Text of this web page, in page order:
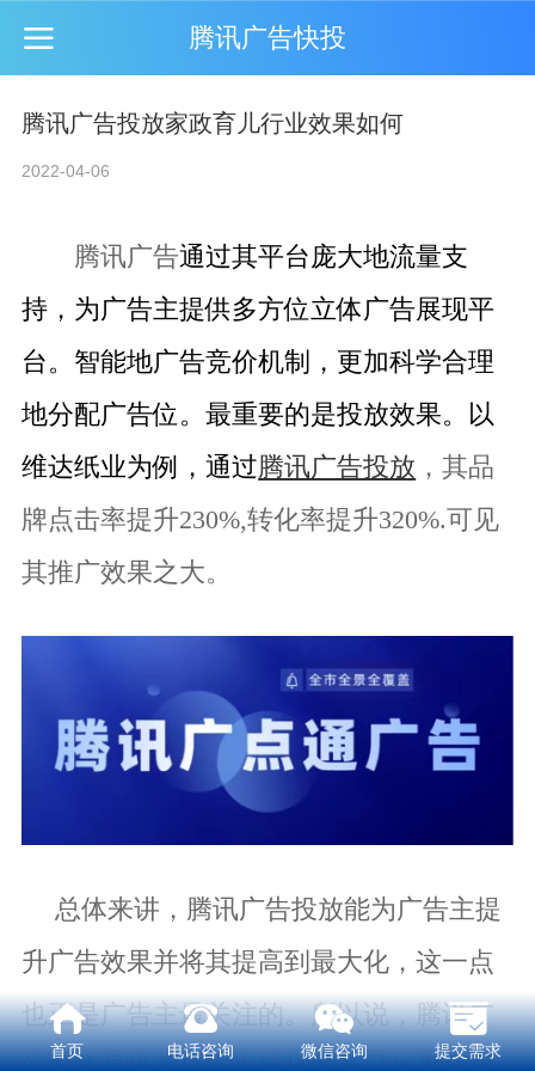
腾讯广告快投
腾讯广告投放家政育儿行业效果如何
2022-04-06
腾讯广告通过其平台庞大地流量支
持，为广告主提供多方位立体广告展现平
台。智能地广告竞价机制，更加科学合理
地分配广告位。最重要的是投放效果。以
维达纸业为例，通过腾讯广告投放 ，其品
牌点击率提升230%,转化率提升320%.可见
其推广效果之大。
总体来讲，腾讯广告投放能为广告主提
升广告效果并将其提高到最大化，这一点
也正是广告主最关注的。所以说，腾讯广
首页 电话咨询 微信咨询 提交需求